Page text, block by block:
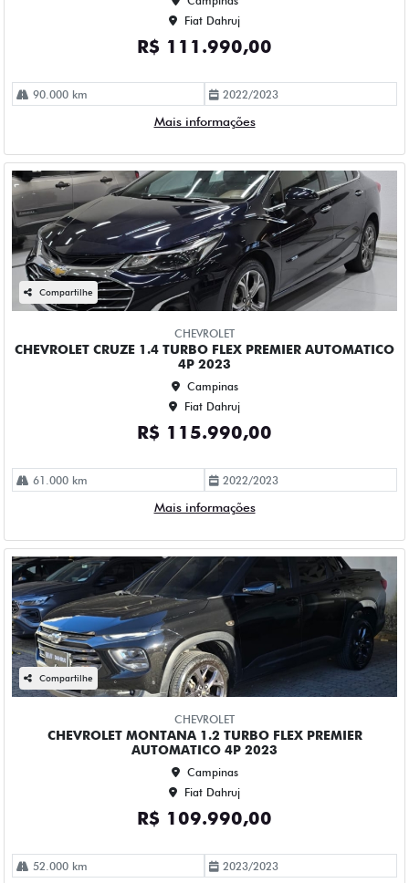
CHEVROLET CRUZE 1.4 TURBO FLEX PREMIER AUTOMATICO
Campinas
Fiat Dahruj
R$ 115.990,00
61.000 km 2022/2023
Mais informações
CHEVROLET MONTANA 1.2 TURBO FLEX PREMIER
Campinas
Fiat Dahruj
R$ 109.990,00
52.000 km 2023/2023
Mais informações